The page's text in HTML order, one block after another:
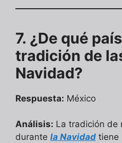
7. ¿De qué
tradición de
Navidad?
Respuesta: México
Análisis: La tradición de
durante la Navidad tiene